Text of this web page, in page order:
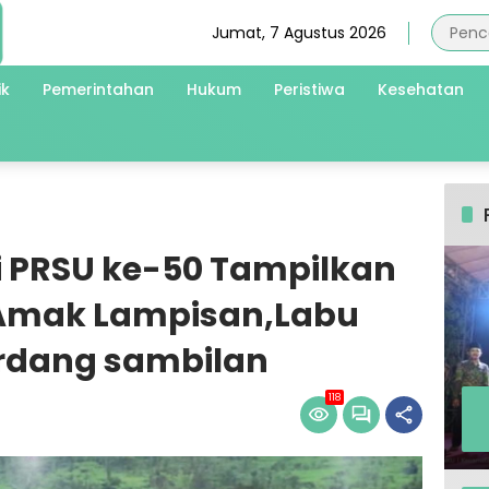
Jumat, 7 Agustus 2026
Pemerintahan Hukum Peristiwa Kesehatan
ke-50 Tampilkan
Lampisan,Labu
sambilan
118